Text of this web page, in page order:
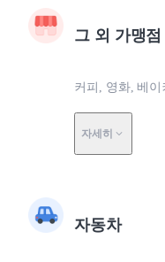
그 외 가맹점
커피, 영화, 베이
자세히
자동차